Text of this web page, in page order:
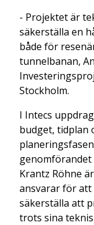
- Projektet är
säkerställa en
både för
tunnelbanan,
Stockholm.
I Intecs
budget, tidplan
genomförandet
Krantz Röhne
ansvarar för
säkerställa att
trots sina